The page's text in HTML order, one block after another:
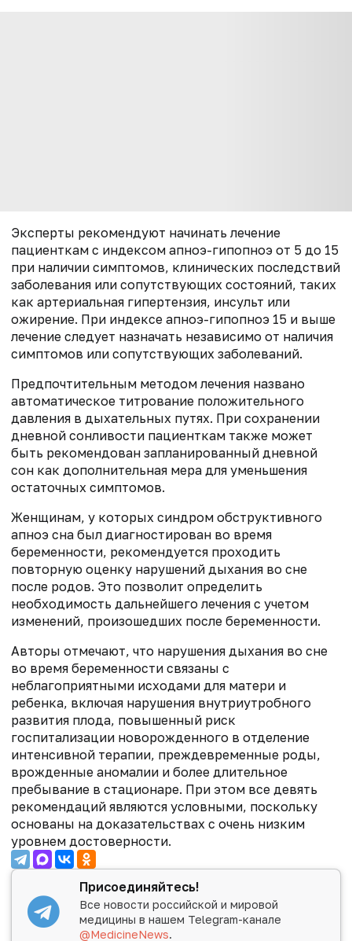
Эксперты рекомендуют начинать лечение
пациенткам с индексом апноэ-гипопноэ от 5 до 15
при наличии симптомов, клинических последствий
заболевания или сопутствующих состояний, таких
как артериальная гипертензия, инсульт или
ожирение. При индексе апноэ-гипопноэ 15 и выше
лечение следует назначать независимо от наличия
симптомов или сопутствующих заболеваний.
Предпочтительным методом лечения названо
автоматическое титрование положительного
давления в дыхательных путях. При сохранении
дневной сонливости пациенткам также может
быть рекомендован запланированный дневной
сон как дополнительная мера для уменьшения
остаточных симптомов.
Женщинам, у которых синдром обструктивного
апноэ сна был диагностирован во время
беременности, рекомендуется проходить
повторную оценку нарушений дыхания во сне
после родов. Это позволит определить
необходимость дальнейшего лечения с учетом
изменений, произошедших после беременности.
Авторы отмечают, что нарушения дыхания во сне
во время беременности связаны с
неблагоприятными исходами для матери и
ребенка, включая нарушения внутриутробного
развития плода, повышенный риск
госпитализации новорожденного в отделение
интенсивной терапии, преждевременные роды,
врожденные аномалии и более длительное
пребывание в стационаре. При этом все девять
рекомендаций являются условными, поскольку
основаны на доказательствах с очень низким
уровнем достоверности.
Присоединяйтесь!
Все новости российской и мировой
медицины в нашем Telegram-канале
@MedicineNews.